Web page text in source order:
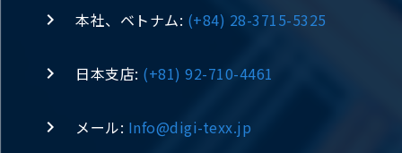
本社、ベトナム: (+84) 28-3715-5325
日本支店: (+81) 92-710-4461
メール: Info@digi-texx.jp